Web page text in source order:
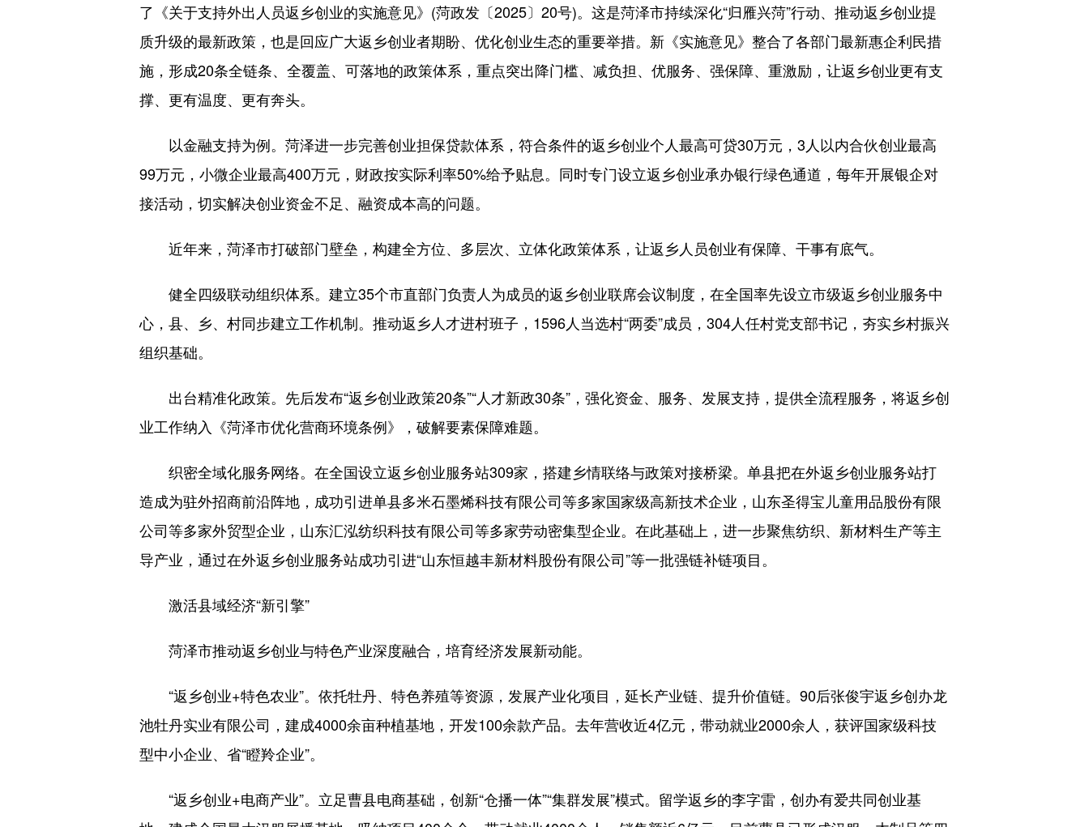
了《关于支持外出人员返乡创业的实施意见》(菏政发〔2025〕20号)。这是菏泽市持续深化“归雁兴菏”行动、推动返乡创业提
质升级的最新政策，也是回应广大返乡创业者期盼、优化创业生态的重要举措。新《实施意见》整合了各部门最新惠企利民措
施，形成20条全链条、全覆盖、可落地的政策体系，重点突出降门槛、减负担、优服务、强保障、重激励，让返乡创业更有支
撑、更有温度、更有奔头。
以金融支持为例。菏泽进一步完善创业担保贷款体系，符合条件的返乡创业个人最高可贷30万元，3人以内合伙创业最高
99万元，小微企业最高400万元，财政按实际利率50%给予贴息。同时专门设立返乡创业承办银行绿色通道，每年开展银企对
接活动，切实解决创业资金不足、融资成本高的问题。
近年来，菏泽市打破部门壁垒，构建全方位、多层次、立体化政策体系，让返乡人员创业有保障、干事有底气。
健全四级联动组织体系。建立35个市直部门负责人为成员的返乡创业联席会议制度，在全国率先设立市级返乡创业服务中
心，县、乡、村同步建立工作机制。推动返乡人才进村班子，1596人当选村“两委”成员，304人任村党支部书记，夯实乡村振兴
组织基础。
出台精准化政策。先后发布“返乡创业政策20条”“人才新政30条”，强化资金、服务、发展支持，提供全流程服务，将返乡创
业工作纳入《菏泽市优化营商环境条例》，破解要素保障难题。
织密全域化服务网络。在全国设立返乡创业服务站309家，搭建乡情联络与政策对接桥梁。单县把在外返乡创业服务站打
造成为驻外招商前沿阵地，成功引进单县多米石墨烯科技有限公司等多家国家级高新技术企业，山东圣得宝儿童用品股份有限
公司等多家外贸型企业，山东汇泓纺织科技有限公司等多家劳动密集型企业。在此基础上，进一步聚焦纺织、新材料生产等主
导产业，通过在外返乡创业服务站成功引进“山东恒越丰新材料股份有限公司”等一批强链补链项目。
激活县域经济“新引擎”
菏泽市推动返乡创业与特色产业深度融合，培育经济发展新动能。
“返乡创业+特色农业”。依托牡丹、特色养殖等资源，发展产业化项目，延长产业链、提升价值链。90后张俊宇返乡创办龙
池牡丹实业有限公司，建成4000余亩种植基地，开发100余款产品。去年营收近4亿元，带动就业2000余人，获评国家级科技
型中小企业、省“瞪羚企业”。
“返乡创业+电商产业”。立足曹县电商基础，创新“仓播一体”“集群发展”模式。留学返乡的李字雷，创办有爱共同创业基